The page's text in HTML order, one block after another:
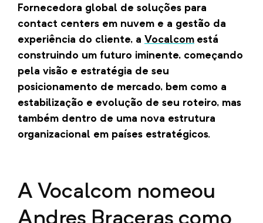
Fornecedora global de soluções para
contact centers em nuvem e a gestão da
experiência do cliente, a Vocalcom está
construindo um futuro iminente, começando
pela visão e estratégia de seu
posicionamento de mercado, bem como a
estabilização e evolução de seu roteiro, mas
também dentro de uma nova estrutura
organizacional em países estratégicos.
A Vocalcom nomeou
Andres Braceras como